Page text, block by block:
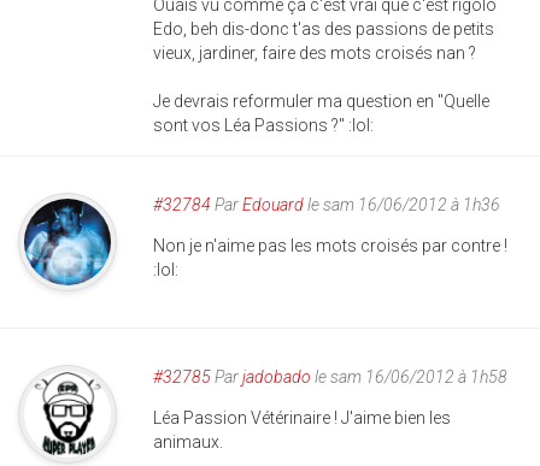
Ouais vu comme ça c'est vrai que c'est rigolo
Edo, beh dis-donc t'as des passions de petits
vieux, jardiner, faire des mots croisés nan ?
Je devrais reformuler ma question en "Quelle
sont vos Léa Passions ?" :lol:
#32784 ParEdouardle sam 16/06/2012 à 1h36
Non je n'aime pas les mots croisés par contre !
:lol:
#32785Parjadobado le sam 16/06/2012 à 1h58
Léa Passion Vétérinaire ! J'aime bien les
animaux.